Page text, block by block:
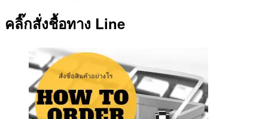
คลิ๊กสั่งชื้อทาง Line